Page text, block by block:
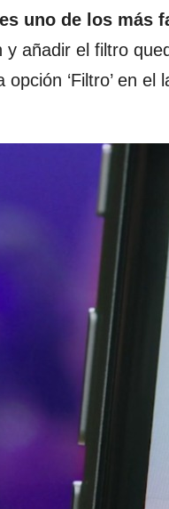
uno de los más
y añadir el filtro
‘Filtro’ en